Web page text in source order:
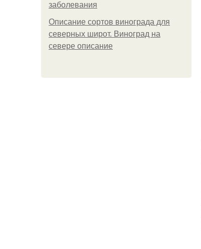
заболевания
Описание сортов винограда для
северных широт. Виноград на
севере описание